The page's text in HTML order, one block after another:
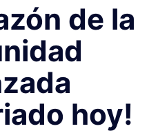
de la
hoy!